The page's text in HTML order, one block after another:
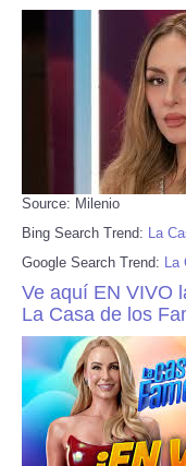
Source: Milenio
Bing Search Trend: La
Google Search Trend: La
Ve aquí EN VIVO
La Casa de los